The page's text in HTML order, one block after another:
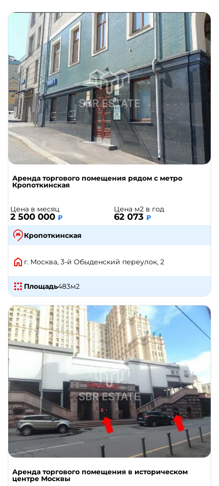
Аренда торгового помещения рядом с метро
Кропоткинская
Цена в месяц
2 500 000 ₽
Цена м2 в год
62 073 ₽
Кропоткинская
г. Москва, 3-й Обыденский переулок, 2
Площадь483м2
Аренда торгового помещения в историческом
центре Москвы